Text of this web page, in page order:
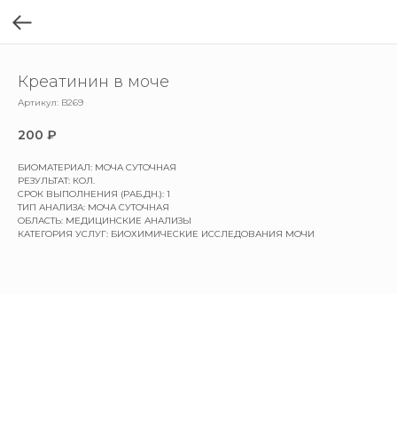
Креатинин в моче
Артикул: B269
200 ₽
БИОМАТЕРИАЛ: МОЧА СУТОЧНАЯ
РЕЗУЛЬТАТ: КОЛ.
СРОК ВЫПОЛНЕНИЯ (РАБ.ДН.): 1
ТИП АНАЛИЗА: МОЧА СУТОЧНАЯ
ОБЛАСТЬ: МЕДИЦИНСКИЕ АНАЛИЗЫ
КАТЕГОРИЯ УСЛУГ: БИОХИМИЧЕСКИЕ ИССЛЕДОВАНИЯ МОЧИ